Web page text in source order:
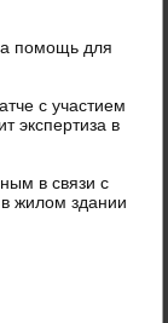
помощь для
с участием
экспертиза в
в связи с
жилом здании